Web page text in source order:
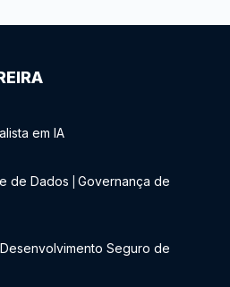
em IA
de Dados
Governança de
Seguro de